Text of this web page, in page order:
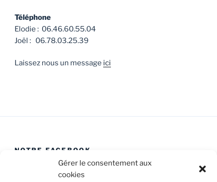
Gérer le consentement aux
cookies
Téléphone
Elodie : 06.46.60.55.04
Joël : 06.78.03.25.39
Laissez nous un message ici
NOTRE FACEBOOK